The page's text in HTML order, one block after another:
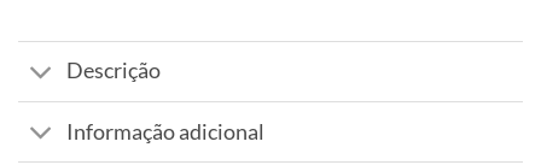
Descrição
Informação adicional